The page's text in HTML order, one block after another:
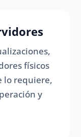
físicos
lo requiere,
y